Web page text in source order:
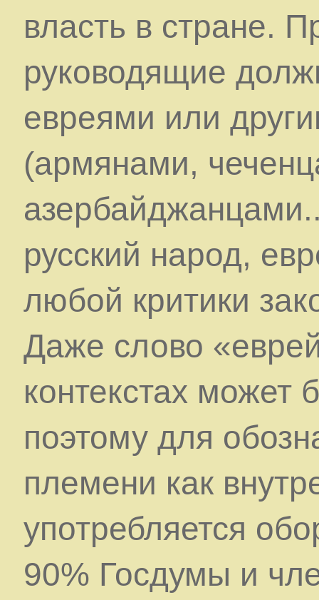
власть в стране.
руководящие
евреями или
(армянами,
русский народ,
любой критики
Даже слово
контекстах может
поэтому для
племени как
употребляется
90% Госдумы и